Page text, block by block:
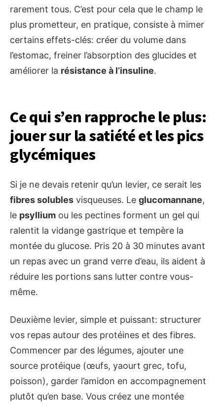
rarement tous. C’est pour cela que le champ le
plus prometteur, en pratique, consiste à mimer
certains effets-clés: créer du volume dans
l’estomac, freiner l’absorption des glucides et
améliorer la résistance à l’insuline.
Ce qui s’en rapproche le plus:
jouer sur la satiété et les pics
glycémiques
Si je ne devais retenir qu’un levier, ce serait les
fibres solubles visqueuses. Le glucomannane,
le psyllium ou les pectines forment un gel qui
ralentit la vidange gastrique et tempère la
montée du glucose. Pris 20 à 30 minutes avant
un repas avec un grand verre d’eau, ils aident à
réduire les portions sans lutter contre vous-
même.
Deuxième levier, simple et puissant: structurer
vos repas autour des protéines et des fibres.
Commencer par des légumes, ajouter une
source protéique (œufs, yaourt grec, tofu,
poisson), garder l’amidon en accompagnement
plutôt qu’en base. Vous créez une montée